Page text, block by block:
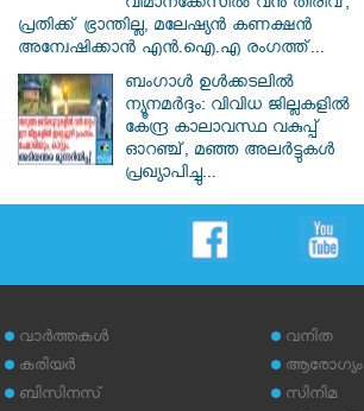
വിമാനക്കേസിൽ വൻ തിരിവ്;
പ്രതിക്ക് ഭ്രാന്തില്ല, മലേഷ്യൻ കണക്ഷൻ
അന്വേഷിക്കാൻ എൻ.ഐ.എ രംഗത്ത്...
ബംഗാൾ ഉൾക്കടലിൽ
ന്യൂനമർദ്ദം: വിവിധ ജില്ലകളിൽ
കേന്ദ്ര കാലാവസ്ഥ വകുപ്പ്
ഓറഞ്ച്, മഞ്ഞ അലർട്ടുകൾ
പ്രഖ്യാപിച്ചു...
വാര്‍ത്തകള്‍
കരിയര്‍
ബിസിനസ്
വനിത
ആരോഗ്യം
സിനിമ